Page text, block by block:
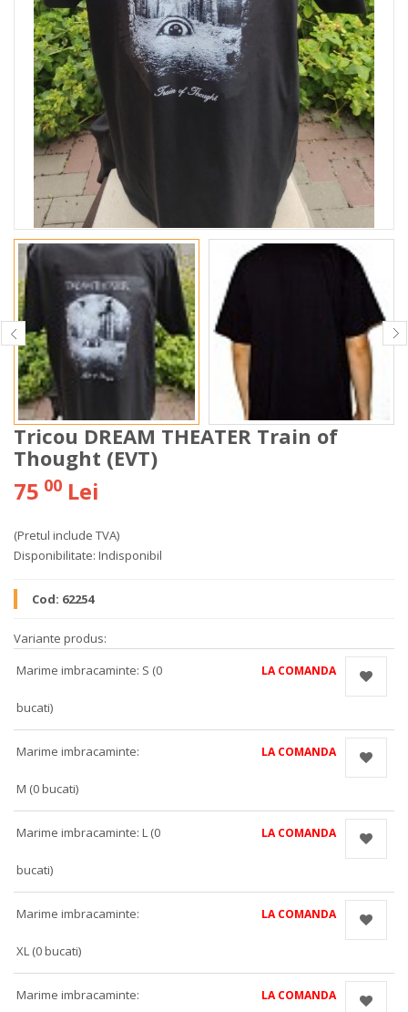
Tricou DREAM THEATER Train of
Thought (EVT)
75 00 Lei
(Pretul include TVA)
Disponibilitate: Indisponibil
Cod: 62254
Variante produs:
Marime imbracaminte: S (0
bucati)
LA COMANDA
Marime imbracaminte:
M (0 bucati)
LA COMANDA
Marime imbracaminte: L (0
bucati)
LA COMANDA
Marime imbracaminte:
XL (0 bucati)
LA COMANDA
Marime imbracaminte: LA COMANDA